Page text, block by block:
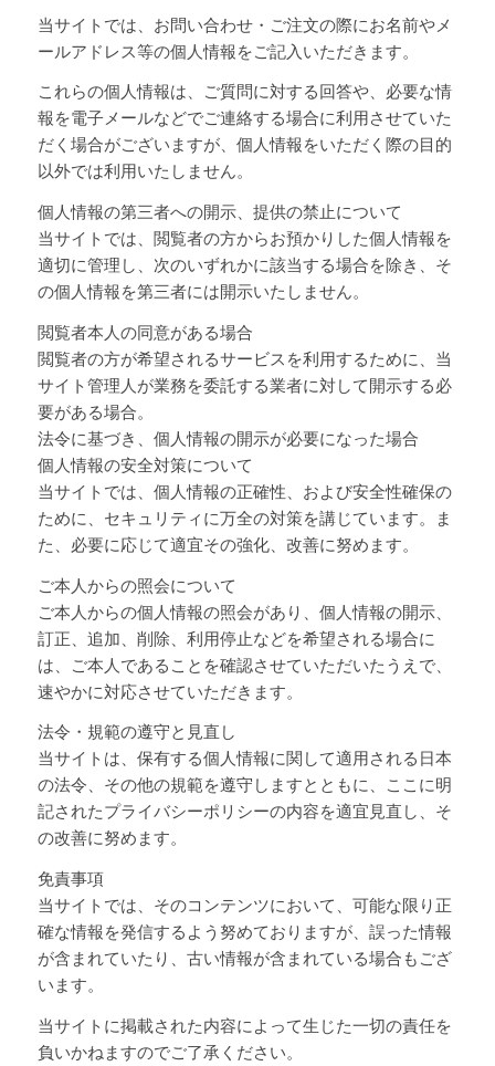
当サイトでは、お問い合わせ・ご注文の際にお名前やメ
ールアドレス等の個人情報をご記入いただきます。
これらの個人情報は、ご質問に対する回答や、必要な情
報を電子メールなどでご連絡する場合に利用させていた
だく場合がございますが、個人情報をいただく際の目的
以外では利用いたしません。
個人情報の第三者への開示、提供の禁止について
当サイトでは、閲覧者の方からお預かりした個人情報を
適切に管理し、次のいずれかに該当する場合を除き、そ
の個人情報を第三者には開示いたしません。
閲覧者本人の同意がある場合
閲覧者の方が希望されるサービスを利用するために、当
サイト管理人が業務を委託する業者に対して開示する必
要がある場合。
法令に基づき、個人情報の開示が必要になった場合
個人情報の安全対策について
当サイトでは、個人情報の正確性、および安全性確保の
ために、セキュリティに万全の対策を講じています。ま
た、必要に応じて適宜その強化、改善に努めます。
ご本人からの照会について
ご本人からの個人情報の照会があり、個人情報の開示、
訂正、追加、削除、利用停止などを希望される場合に
は、ご本人であることを確認させていただいたうえで、
速やかに対応させていただきます。
法令・規範の遵守と見直し
当サイトは、保有する個人情報に関して適用される日本
の法令、その他の規範を遵守しますとともに、ここに明
記されたプライバシーポリシーの内容を適宜見直し、そ
の改善に努めます。
免責事項
当サイトでは、そのコンテンツにおいて、可能な限り正
確な情報を発信するよう努めておりますが、誤った情報
が含まれていたり、古い情報が含まれている場合もござ
います。
当サイトに掲載された内容によって生じた一切の責任を
負いかねますのでご了承ください。